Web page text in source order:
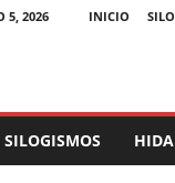
5, 2026 INICIO
SILOGISMOS